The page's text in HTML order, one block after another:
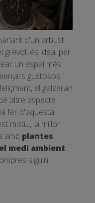
d'un arbust
grèvol, és ideal per
un espai més
gustosos
el galzeran
altre aspecte
fer d'aquesta
motiu, la millor
amb plantes
medi ambient
siguin